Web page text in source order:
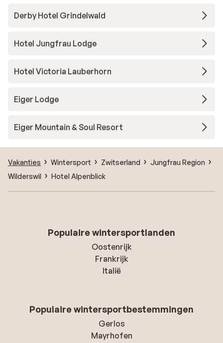
Derby Hotel Grindelwald
Hotel Jungfrau Lodge
Hotel Victoria Lauberhorn
Eiger Lodge
Eiger Mountain & Soul Resort
Vakanties Wintersport Zwitserland
Jungfrau Region
Wilderswil
Hotel Alpenblick
Populaire wintersportlanden
Oostenrijk
Frankrijk
Italië
Populaire wintersportbestemmingen
Gerlos
Mayrhofen